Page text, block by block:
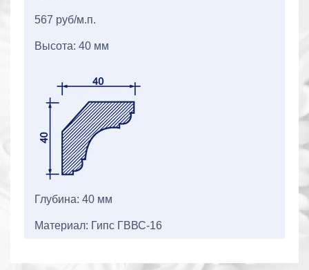
567 руб/м.п.
Высота: 40 мм
Глубина: 40 мм
Материал: Гипс ГВВС-16